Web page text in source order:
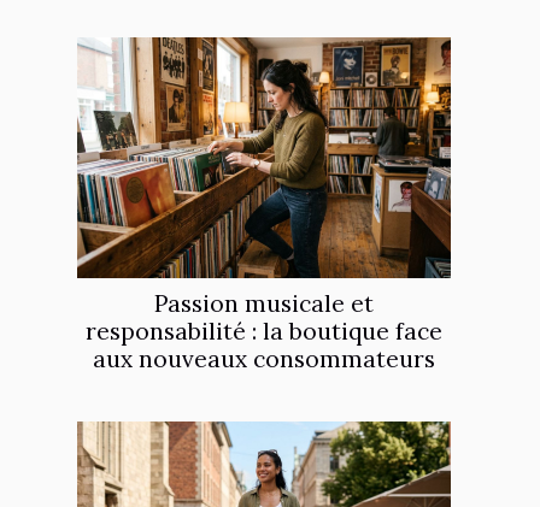
Passion musicale et
responsabilité : la boutique face
aux nouveaux consommateurs